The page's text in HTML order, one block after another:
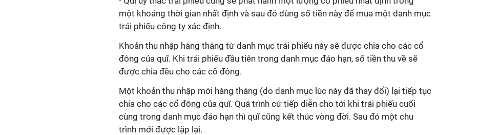
một khoảng thời gian nhất định và sau đó dùng số tiền này để mua một danh mục
trái phiếu công ty xác định.
Khoản thu nhập hàng tháng từ danh mục trái phiếu này sẽ được chia cho các cổ
đông của quĩ. Khi trái phiếu đầu tiên trong danh mục đáo hạn, số tiền thu về sẽ
được chia đều cho các cổ đông.
Một khoản thu nhập mới hàng tháng (do danh mục lúc này đã thay đổi) lại tiếp tục
chia cho các cổ đông của quĩ. Quá trình cứ tiếp diễn cho tới khi trái phiếu cuối
cùng trong danh mục đáo hạn thì quĩ cũng kết thúc vòng đời. Sau đó một chu
trình mới được lặp lại.